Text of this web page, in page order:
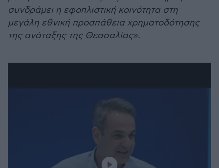
συνδράμει η εφοπλιστική κοινότητα στη
μεγάλη εθνική προσπάθεια χρηματοδότησης
της ανάταξης της Θεσσαλίας».